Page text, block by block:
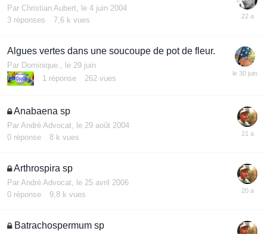
Par Christian Aubert, le 4 juin 2004
3 réponses 7,6 k vues
Algues vertes dans une soucoupe de pot de fleur.
Par Dominique., le 29 juin
1 réponse 262 vues
Anabaena sp
Par André Advocat
le 29 août 2004
0 réponse 8 k vues
Arthrospira sp
Par André Advocat
le 25 avril 2006
0 réponse 9,8 k vues
Batrachospermum sp